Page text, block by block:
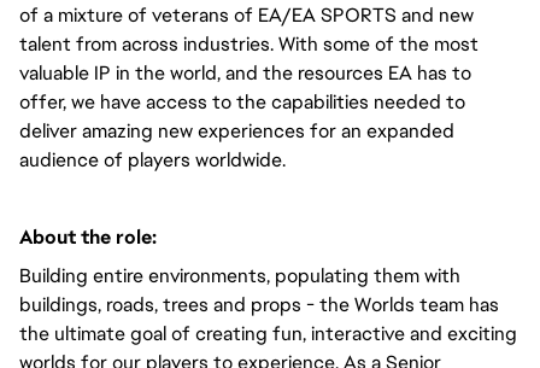
of a mixture of veterans of EA/EA SPORTS and new
talent from across industries. With some of the most
valuable IP in the world, and the resources EA has to
offer, we have access to the capabilities needed to
deliver amazing new experiences for an expanded
audience of players worldwide.
About the role:
Building entire environments, populating them with
buildings, roads, trees and props - the Worlds team has
the ultimate goal of creating fun, interactive and exciting
worlds for our players to experience. As a Senior